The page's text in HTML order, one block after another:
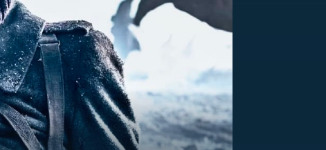
FILMY VERSUS
REALITA
HORORY VERSUS
REALITA
OPTICKÉ ILUZE A
KLAMY